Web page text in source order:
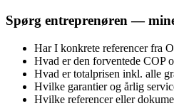
Spørg entreprenøren —
Har I konkrete referencer fra
Hvad er den forventede COP
Hvad er totalprisen inkl. alle
Hvilke garantier og årlig
Hvilke referencer eller